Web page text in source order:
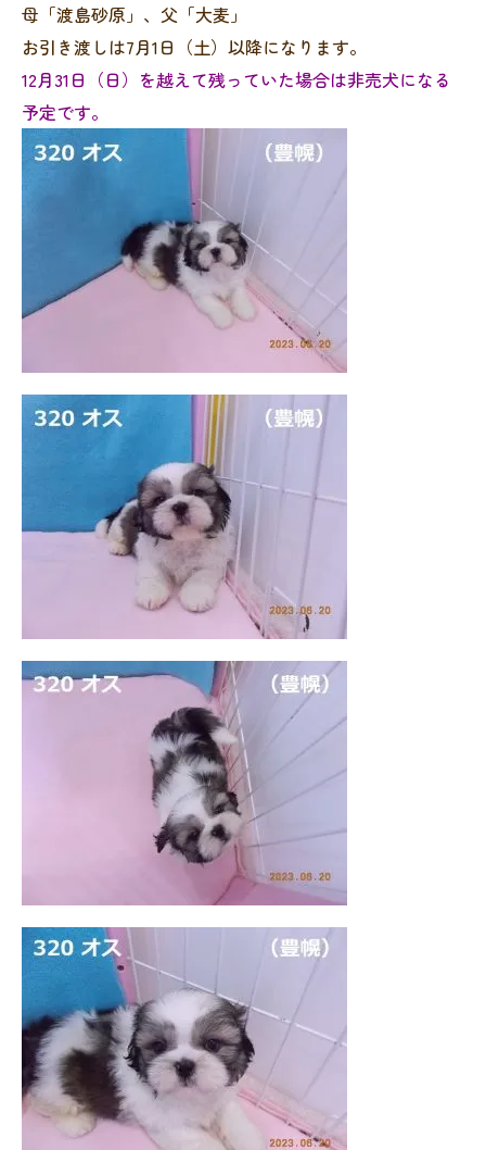
母「渡島砂原」、父「大麦」
お引き渡しは7月1日（土）以降になります。
12月31日（日）を越えて残っていた場合は非売犬になる
予定です。